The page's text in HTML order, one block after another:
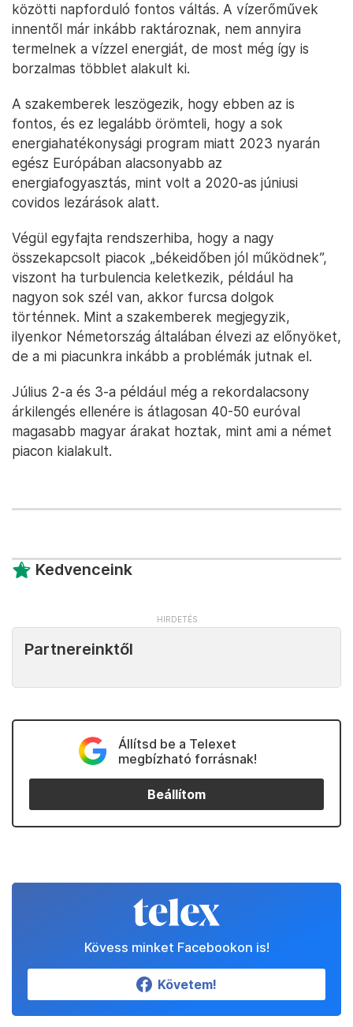
közötti napforduló fontos váltás. A vízerőművek
innentől már inkább raktároznak, nem annyira
termelnek a vízzel energiát, de most még így is
borzalmas többlet alakult ki.
A szakemberek leszögezik, hogy ebben az is
fontos, és ez legalább örömteli, hogy a sok
energiahatékonysági program miatt 2023 nyarán
egész Európában alacsonyabb az
energiafogyasztás, mint volt a 2020-as júniusi
covidos lezárások alatt.
Végül egyfajta rendszerhiba, hogy a nagy
összekapcsolt piacok „békeidőben jól működnek”,
viszont ha turbulencia keletkezik, például ha
nagyon sok szél van, akkor furcsa dolgok
történnek. Mint a szakemberek megjegyzik,
ilyenkor Németország általában élvezi az előnyöket,
de a mi piacunkra inkább a problémák jutnak el.
Július 2-a és 3-a például még a rekordalacsony
árkilengés ellenére is átlagosan 40-50 euróval
magasabb magyar árakat hoztak, mint ami a német
piacon kialakult.
Kedvenceink
Partnereinktől
Állítsd be a Telexet
megbízható forrásnak!
Beállítom
Kövess minket Facebookon is!
Követem!